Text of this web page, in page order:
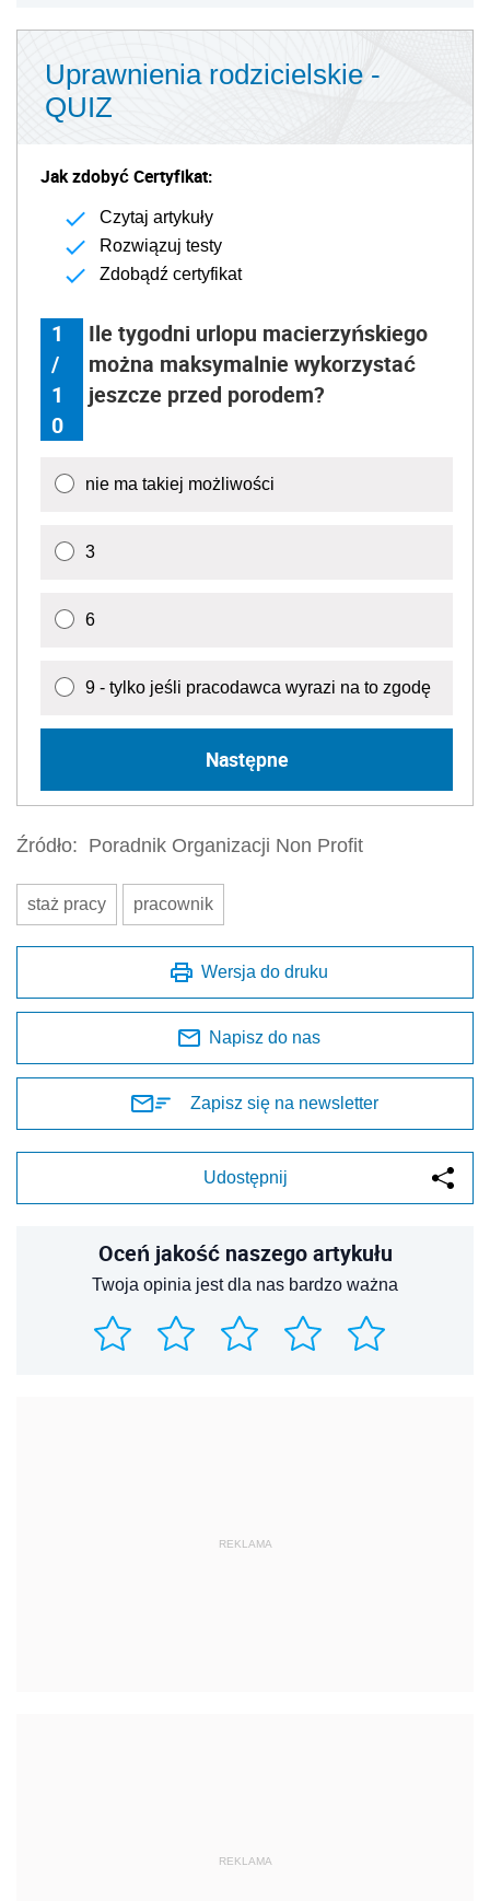
Uprawnienia rodzicielskie -
QUIZ
Jak zdobyć Certyfikat:
Czytaj artykuły
Rozwiązuj testy
Zdobądź certyfikat
1
/
1
0
Ile tygodni urlopu macierzyńskiego
można maksymalnie wykorzystać
jeszcze przed porodem?
nie ma takiej możliwości
3
6
9 - tylko jeśli pracodawca wyrazi na to zgodę
Następne
Źródło: Poradnik Organizacji Non Profit
staż pracy pracownik
Wersja do druku
Napisz do nas
Zapisz się na newsletter
Udostępnij
Oceń jakość naszego artykułu
Twoja opinia jest dla nas bardzo ważna
REKLAMA
REKLAMA